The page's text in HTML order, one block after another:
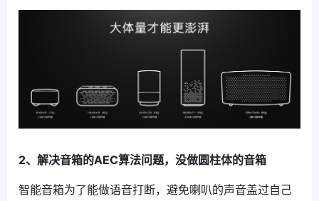
2、解决音箱的AEC算法问题，没做圆柱体的音箱
智能音箱为了能做语音打断，避免喇叭的声音盖过自己